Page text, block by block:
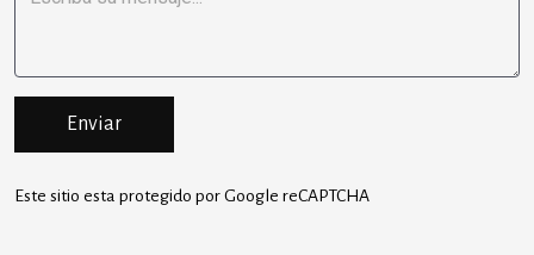
Enviar
Este sitio esta protegido por Google reCAPTCHA